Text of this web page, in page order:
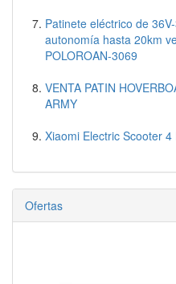
Patinete eléctrico de
autonomía hasta 20km
POLOROAN-3069
VENTA PATIN
ARMY
Xiaomi Electric Scooter
Ofertas